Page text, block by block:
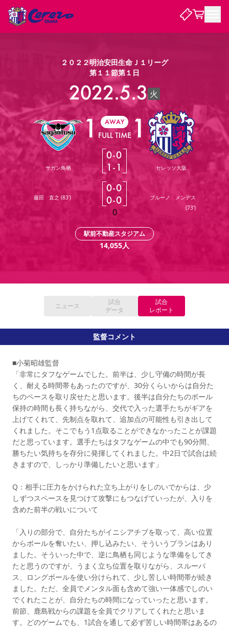
試合日程 / 結果 順位表
チームについて
選手・スタッフ スケジュール メディア情報 アクセス レディース
アカデミー
ハナサカプレーヤー 歴代所属選手
チケット
チケット情報 販売スケジュール 価格・席種
購入方法
シーズンシート 法人シーズンシート 福祉サービス
団体チケット
特定興行入場券
リセールサービス
観戦ガイド
キッズ向けサービス
観戦マナー&ルール
ビジターサポーター観戦ガイド 公式アプリ
スタジアム
YANMAR HANASAKA STADIUM
よくある質問
クラブを知る
セレッソ大阪について
クラブ紹介 シーズン記録 求人情報
セレッソ大阪VISAカード
サポートスタッフ
セレッソアイデアちょうだいな
Lise（ライセンスビジネス）
スポーツクラブ
関連団体/施設
長居公園 セレッソフットサルパーク セレッソフットサルパーク長居
セレッソ大阪アカデミー
大人のサッカースクール
その他スポーツクラブ
ファンクラブ
ファンクラブ
SAKURA POINT Program
先行入場
まいセレチケット
婚姻届・出生届・命名書
ニュース
チケット イベント
スポーツクラブ
レディース
２０２２明治安田生命Ｊ１リーグ
第１１節第１日
2022.5.3 火
サガン鳥栖
藤田 直之 (83')
1 AWAY
FULL TIME1
0-0
1-1
0-0
0-0
0
セレッソ大阪
ブルーノ メンデス
(73')
駅前不動産スタジアム
14,055人
ニュース
試合
データ
試合
レポート
監督コメント
■小菊昭雄監督
「非常にタフなゲームでした。前半は、少し守備の時間が長
く、耐える時間帯もあったのですが、30分くらいからは自分た
ちのペースを取り戻せたと思います。後半は自分たちのボール
保持の時間も長く持ちながら、交代で入った選手たちがギアを
上げてくれて、先制点を取れて、追加点の可能性も引き出して
くれました。そこでもう1点取ることができなかったことが課題
だと思っています。選手たちはタフなゲームの中でも90分間、
勝ちたい気持ちを存分に発揮してくれました。中2日で試合は続
きますので、しっかり準備したいと思います」
Q：相手に圧力をかけられた立ち上がりをしのいでからは、少
しずつスペースを見つけて攻撃にもつなげていったが、入りを
含めた前半の戦いについて
「入りの部分で、自分たちがイニシアチブを取って、高い位置
からボールを奪いたい、押し込みたい、そういうプランはあり
ました。そういった中で、逆に鳥栖も同じような準備をしてき
たと思うのですが、うまく立ち位置を取りながら、スルーパ
ス、ロングボールを使い分けられて、少し苦しい時間帯が続き
ました。ただ、全員でメンタル面も含めて強い一体感でしのい
でくれたことが、自分たちの時間になっていったと思います。
前節、鹿島戦からの課題を全員でクリアしてくれたと思いま
す。どのゲームでも、1試合を通して必ず苦しい時間帯はあるの